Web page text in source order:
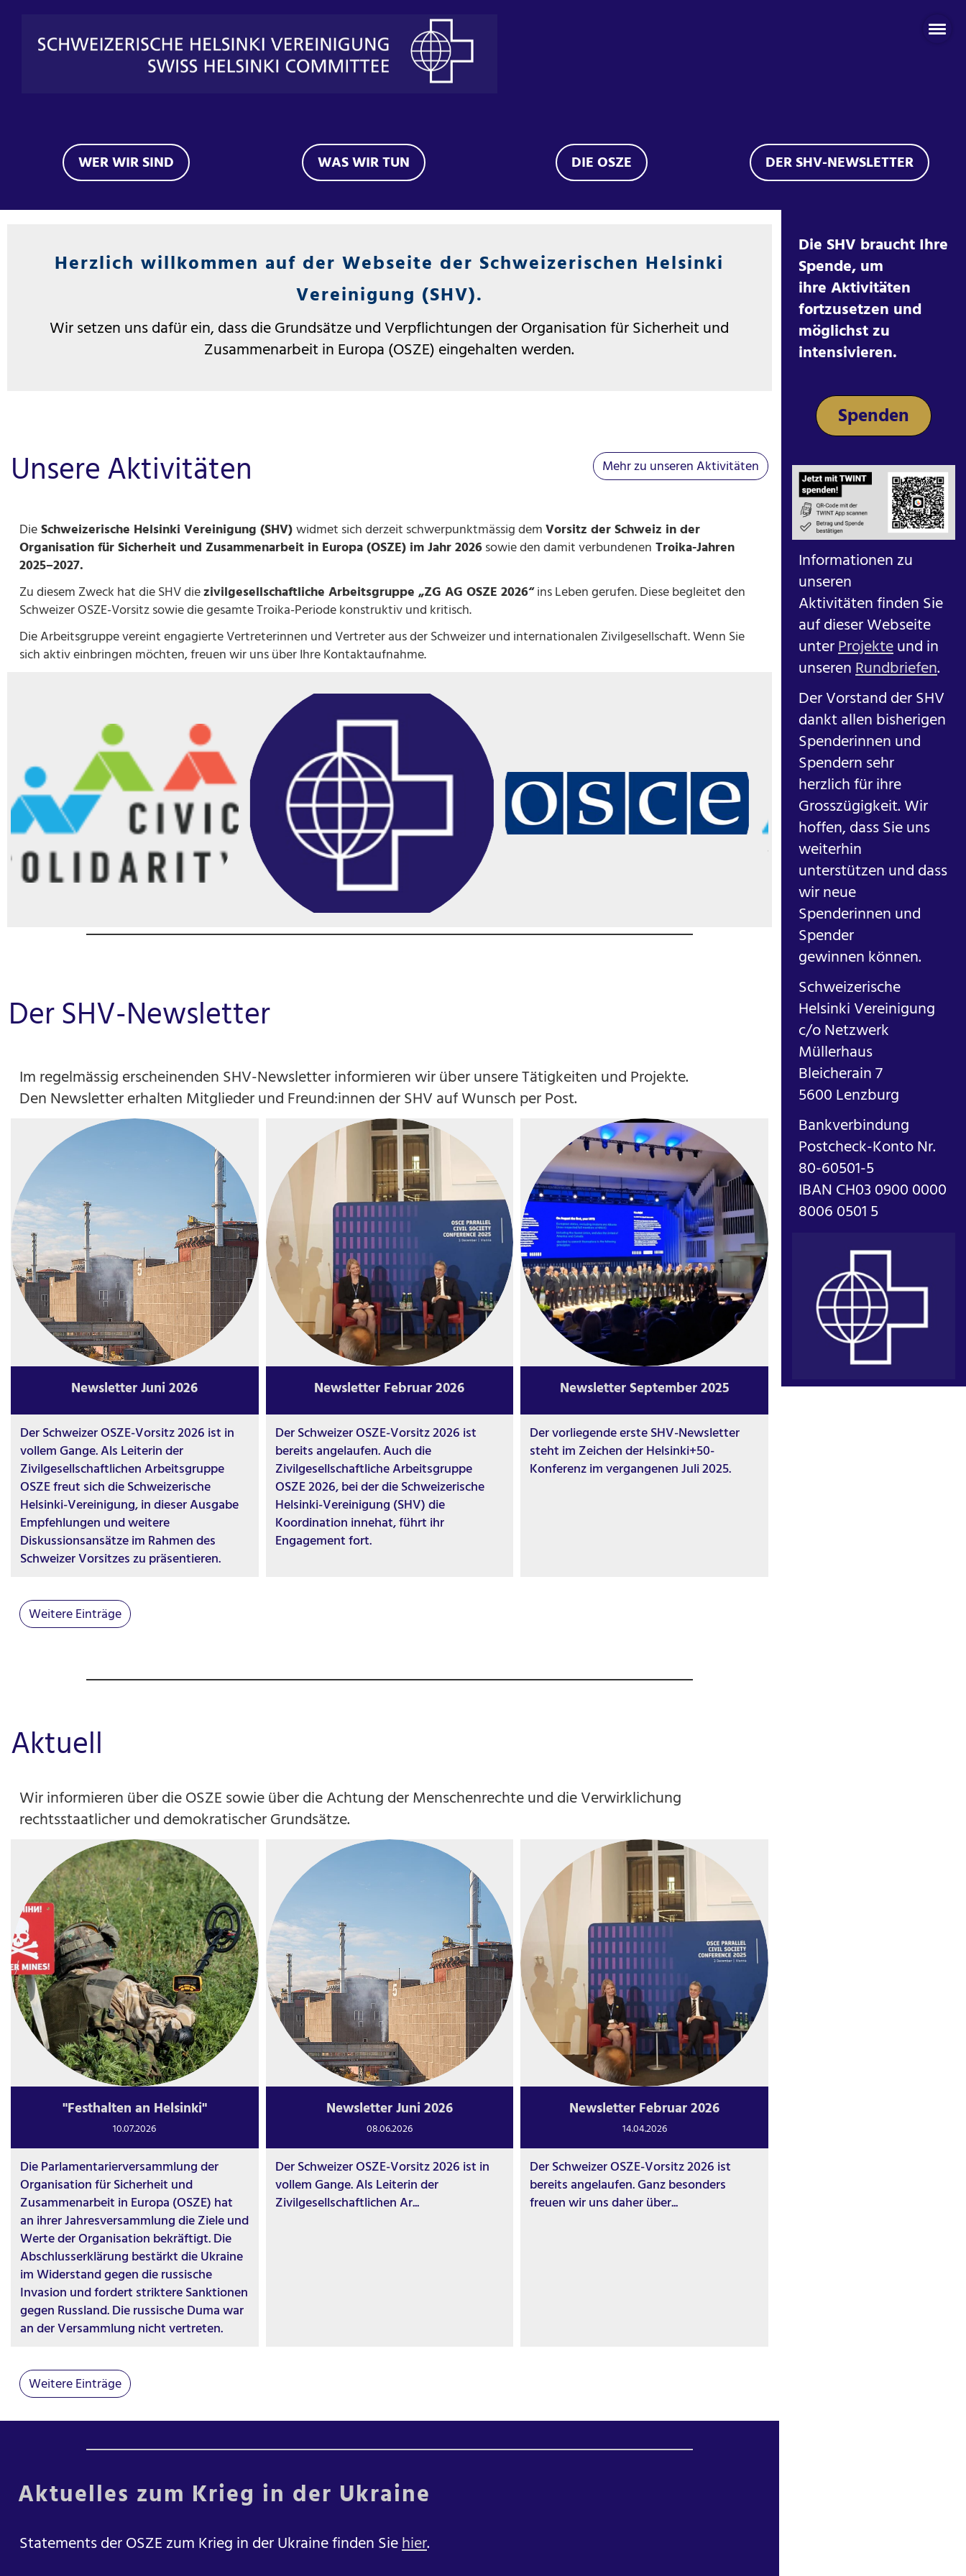
WER WIR SIND WAS WIR TUN DIE OSZE DER SHV-NEWSLETTER
Herzlich willkommen auf der Webseite der Schweizerischen Helsinki
Vereinigung (SHV).
Wir setzen uns dafür ein, dass die Grundsätze und Verpflichtungen der Organisation für Sicherheit und
Zusammenarbeit in Europa (OSZE) eingehalten werden.
Unsere Aktivitäten Mehr zu unseren Aktivitäten
DieSchweizerische Helsinki Vereinigung (SHV)widmet sich derzeit schwerpunktmässig demVorsitz der Schweiz in der
Organisation für Sicherheit und Zusammenarbeit in Europa(OSZE) im Jahr 2026sowie den damit verbundenen Troika-Jahren
2025–2027.
Zu diesem Zweck hat die SHV diezivilgesellschaftliche Arbeitsgruppe „ZG AG OSZE 2026“ins Leben gerufen. Diese begleitet den
Schweizer OSZE-Vorsitz sowie die gesamte Troika-Periode konstruktiv und kritisch.
Die Arbeitsgruppe vereint engagierte Vertreterinnen und Vertreter aus der Schweizer und internationalen Zivilgesellschaft. Wenn Sie
sich aktiv einbringen möchten, freuen wir uns über Ihre Kontaktaufnahme.
Der SHV-Newsletter
Im regelmässig erscheinenden SHV-Newsletter informieren wir über unsere Tätigkeiten und Projekte.
Den Newsletter erhalten Mitglieder und Freund:innen der SHV auf Wunsch per Post.
Newsletter Juni 2026
Der Schweizer OSZE-Vorsitz 2026 ist in
vollem Gange. Als Leiterin der
Zivilgesellschaftlichen Arbeitsgruppe
OSZE freut sich die Schweizerische
Helsinki-Vereinigung, in dieser Ausgabe
Empfehlungen und weitere
Diskussionsansätze im Rahmen des
Schweizer Vorsitzes zu präsentieren.
Newsletter Februar 2026
Der Schweizer OSZE-Vorsitz 2026 ist
bereits angelaufen. Auch die
Zivilgesellschaftliche Arbeitsgruppe
OSZE 2026, bei der die Schweizerische
Helsinki-Vereinigung (SHV) die
Koordination innehat, führt ihr
Engagement fort.
Newsletter September 2025
Der vorliegende erste SHV-Newsletter
steht im Zeichen der Helsinki+50-
Konferenz im vergangenen Juli 2025.
Weitere Einträge
Aktuell
Wir informieren über die OSZE sowie über die Achtung der Menschenrechte und die Verwirklichung
rechtsstaatlicher und demokratischer Grundsätze.
"Festhalten an Helsinki"
10.07.2026
Die Parlamentarierversammlung der
Organisation für Sicherheit und
Zusammenarbeit in Europa (OSZE) hat
an ihrer Jahresversammlung die Ziele und
Werte der Organisation bekräftigt. Die
Abschlusserklärung bestärkt die Ukraine
im Widerstand gegen die russische
Invasion und fordert striktere Sanktionen
gegen Russland. Die russische Duma war
an der Versammlung nicht vertreten.
Newsletter Juni 2026
08.06.2026
Der Schweizer OSZE-Vorsitz 2026 ist in
vollem Gange. Als Leiterin der
Zivilgesellschaftlichen Ar...
Newsletter Februar 2026
14.04.2026
Der Schweizer OSZE-Vorsitz 2026 ist
bereits angelaufen. Ganz besonders
freuen wir uns daher über...
Weitere Einträge
Aktuelles zum Krieg in der Ukraine
Statements der OSZE zum Krieg in der Ukraine finden Siehier.
Die SHV braucht Ihre
Spende, um
ihre Aktivitäten
fortzusetzen und
möglichst zu
intensivieren.
Spenden
Informationen zu
unseren
Aktivitäten finden Sie
auf dieser Webseite
unterProjekteund in
unserenRundbriefen.
Der Vorstand der SHV
dankt allen bisherigen
Spenderinnen und
Spendern sehr
herzlich für ihre
Grosszügigkeit. Wir
hoffen, dass Sie uns
weiterhin
unterstützen und dass
wir neue
Spenderinnen und
Spender
gewinnen können.
Schweizerische
Helsinki Vereinigung
c/o Netzwerk
Müllerhaus
Bleicherain 7
5600 Lenzburg
Bankverbindung
Postcheck-Konto Nr.
80-60501-5
IBAN CH03 0900 0000
8006 0501 5